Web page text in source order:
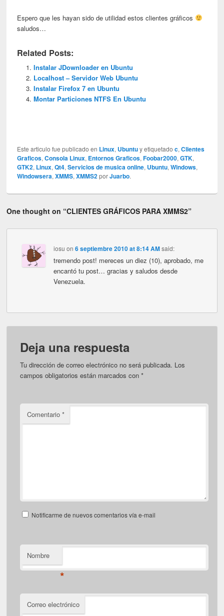
Espero que les hayan sido de utilidad estos clientes gráficos
saludos…
Related Posts:
Instalar JDownloader en Ubuntu
Localhost – Servidor Web Ubuntu
Instalar Firefox 7 en Ubuntu
Montar Particiones NTFS En Ubuntu
Este articulo fue publicado en Linux, Ubuntuy etiquetadoc,Clientes
Graficos,Consola Linux, Entornos Graficos,Foobar2000,GTK,
GTK2, Linux,Qt4,Servicios de musica online, Ubuntu,Windows,
Windowsera,XMMS,XMMS2porJuarbo.
One thought on “CLIENTES GRÁFICOS PARA XMMS2”
iosu on 6 septiembre 2010 at 8:14 AM said:
tremendo post! mereces un diez (10), aprobado, me
encantó tu post… gracias y saludos desde
Venezuela.
Deja una respuesta
Tu dirección de correo electrónico no será publicada. Los
campos obligatorios están marcados con*
Comentario*
Notificarme de nuevos comentarios vía e-mail
Nombre
*
Correo electrónico